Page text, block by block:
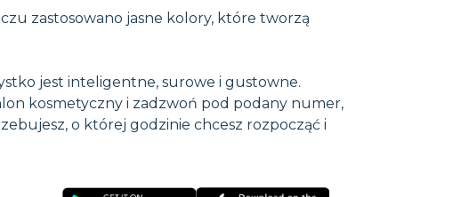
zastosowano jasne kolory, które tworzą
jest inteligentne, surowe i gustowne.
kosmetyczny i zadzwoń pod podany numer,
o której godzinie chcesz rozpocząć i